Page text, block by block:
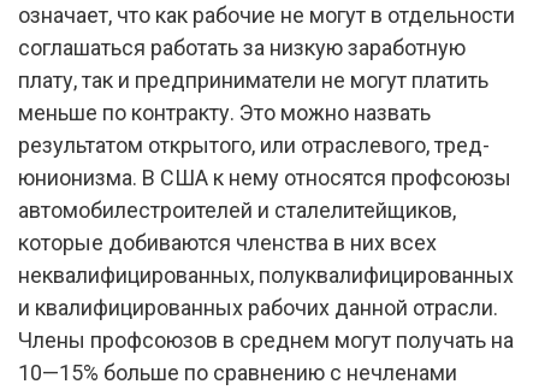
означает, что как рабочие не могут в отдельности
соглашаться работать за низкую заработную
плату, так и предприниматели не могут платить
меньше по контракту. Это можно назвать
результатом открытого, или отраслевого, тред-
юнионизма. В США к нему относятся профсоюзы
автомобилестроителей и сталелитейщиков,
которые добиваются членства в них всех
неквалифицированных, полуквалифицированных
и квалифицированных рабочих данной отрасли.
Члены профсоюзов в среднем могут получать на
10—15% больше по сравнению с нечленами